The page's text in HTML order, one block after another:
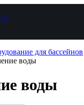
для бассейнов
воды
воды